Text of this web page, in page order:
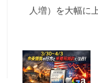
人増）を大幅に